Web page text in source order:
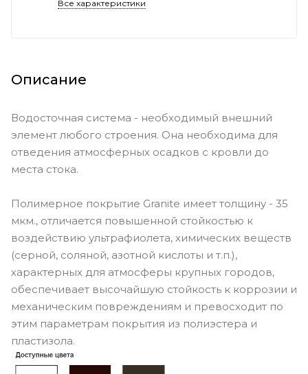
Все характеристики
Описание
Водосточная система - необходимый внешний
элемент любого строения. Она необходима для
отведения атмосферных осадков с кровли до
места стока.
Полимерное покрытие Granite имеет толщину - 35
мкм., отличается повышенной стойкостью к
воздействию ультрафиолета, химических веществ
(серной, соляной, азотной кислоты и т.п.),
характерных для атмосферы крупных городов,
обеспечивает высочайшую стойкость к коррозии и
механическим повреждениям и превосходит по
этим параметрам покрытия из полиэстера и
пластизола.